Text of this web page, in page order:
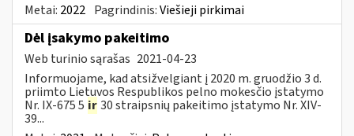
Metai: 2022 Pagrindinis:Viešieji pirkimai
Dėl įsakymo pakeitimo
Web turinio sąrašas 2021-04-23
Informuojame, kad atsižvelgiant į 2020 m. gruodžio 3 d.
priimto Lietuvos Respublikos pelno mokesčio įstatymo
Nr. IX-675 5 ir30 straipsnių pakeitimo įstatymo Nr. XIV-
39...